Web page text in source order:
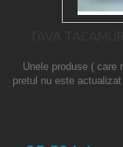
Unele produse (
pretul nu este